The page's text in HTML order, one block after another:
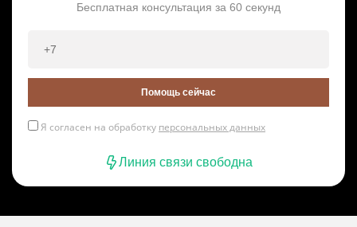
Бесплатная консультация за 60 секунд
Помощь сейчас
Я согласен на обработку персональных данных
Линия связи свободна